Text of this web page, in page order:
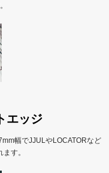
エッジ
幅でJJULやLOCATORなど
す。